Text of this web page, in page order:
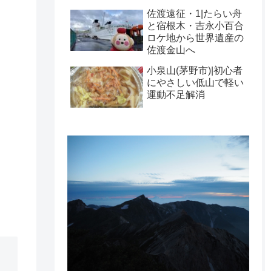
佐渡遠征・1|たらい舟
と宿根木・吉永小百合
ロケ地から世界遺産の
佐渡金山へ
小泉山(茅野市)|初心者
にやさしい低山で軽い
運動不足解消